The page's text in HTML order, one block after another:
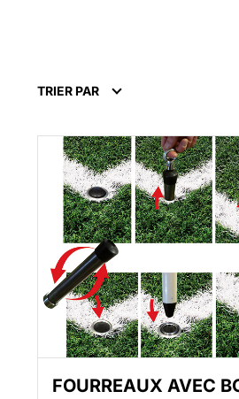
TRIER PAR
FOURREAUX AVEC